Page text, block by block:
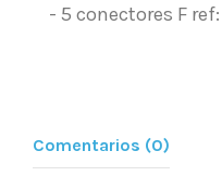
- 5 conectores F
Comentarios (0)